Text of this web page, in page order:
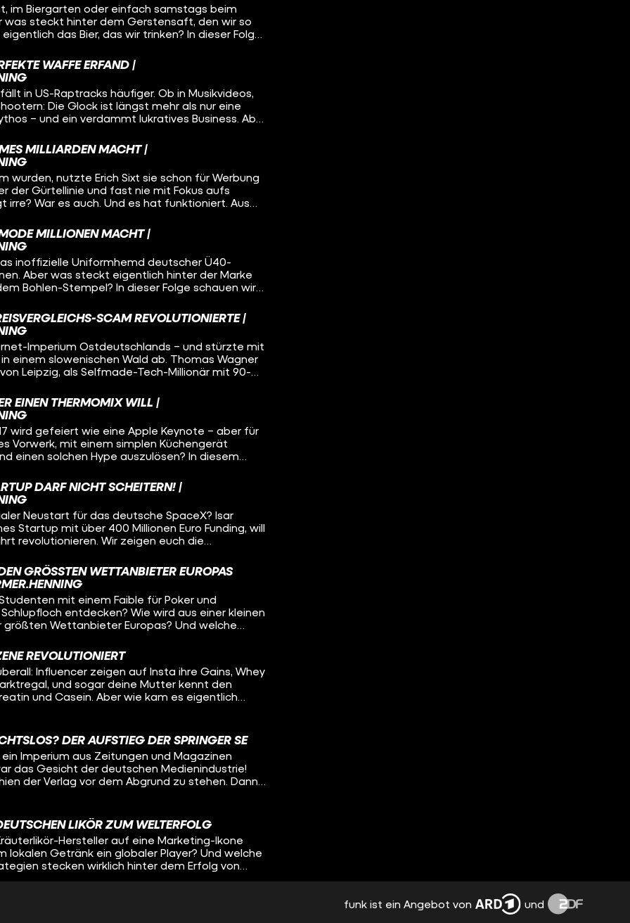
an, finden den selbsternannten Godfather of
Vapes eine ganze Generation zurück zum
warum Elfbars nicht nur der Lunge, sondern
im Biergarten oder einfach samstags beim
was steckt hinter dem Gerstensaft, den wir so
das Bier, das wir trinken? In dieser Folge
hat – und warum seine Idee heute ein Konzern
vierte Bier weltweit verkauft. AB InBev –
aber ein Milliarden-Imperium.
WAFFE ERFAND |
in US-Raptracks häufiger. Ob in Musikvideos,
Die Glock ist längst mehr als nur eine
– und ein verdammt lukratives Business. Aber
wurde, der vorher... Gardinenstangen
Dazu: jede Menge Popkultur-Referenzen (Rap,
True Crime – und eine Menge WTF-Momente.
MILLIARDEN MACHT |
wurden, nutzte Erich Sixt sie schon für Werbung
der Gürtellinie und fast nie mit Fokus aufs
irre? War es auch. Und es hat funktioniert. Aus
mit über 350.000 Fahrzeugen – dank smarter
und legendärer Marketing-
Matt.
MILLIONEN MACHT |
inoffizielle Uniformhemd deutscher Ü40-
Aber was steckt eigentlich hinter der Marke
Bohlen-Stempel? In dieser Folge schauen wir
aber tief im deutschen Osten gewachsen
Zeit am richtigen Ort waren – und mit
Fanboytum und viel unternehmerischem Risiko
haben. Warum heißt das Unternehmen
hassen) Menschen Camp David so sehr? Und
SCAM REVOLUTIONIERTE |
Imperium Ostdeutschlands – und stürzte mit
einem slowenischen Wald ab. Thomas Wagner
Leipzig, als Selfmade-Tech-Millionär mit 90-
den spektakulärsten „Rip Deal“ der deutschen
wirklich in den letzten 72 Stunden seines
euch in dieser Doku.
EINEN THERMOMIX WILL |
wird gefeiert wie eine Apple Keynote – aber für
Vorwerk, mit einem simplen Küchengerät
einen solchen Hype auszulösen? In diesem
deutschen Küchen wurde. Von der kuriosen
bis hin zum innovativen Geschäftsmodell und
– das steckt wirklich hinter dem
DARF NICHT SCHEITERN! |
Neustart für das deutsche SpaceX? Isar
Startup mit über 400 Millionen Euro Funding, will
revolutionieren. Wir zeigen euch die
Geschäftsmodell bis zum ersten,
Kann Isar Aerospace die hohen
"German Engineering" im All neu definieren?
GRÖSSTEN WETTANBIETER EUROPAS B
mit einem Faible für Poker und
entdecken? Wie wird aus einer kleinen
größten Wettanbieter Europas? Und welche
Ein Unternehmen, das Fußballstadien prägt,
und dabei immer wieder am Rand der Legalität
getroffen, mit Experten gesprochen und
Anfänge von Tipico bekommen.
REVOLUTIONIERT
Influencer zeigen auf Insta ihre Gains, Whey
und sogar deine Mutter kennt den
und Casein. Aber wie kam es eigentlich
Gym mit Industriehallen-Charme begann,
Infrastruktur mit über 900 Standorten weltweit.
DER AUFSTIEG DER SPRINGER SE
Imperium aus Zeitungen und Magazinen
das Gesicht der deutschen Medienindustrie!
der Verlag vor dem Abgrund zu stehen. Dann
mit Mathias Döpfner formte sie das
sondern baute es zu einem der
Medienkonzerne der Welt aus.
LIKÖR ZUM WELTERFOLG
Hersteller auf eine Marketing-Ikone
lokalen Getränk ein globaler Player? Und welche
stecken wirklich hinter dem Erfolg von
funk ist ein Angebot von und